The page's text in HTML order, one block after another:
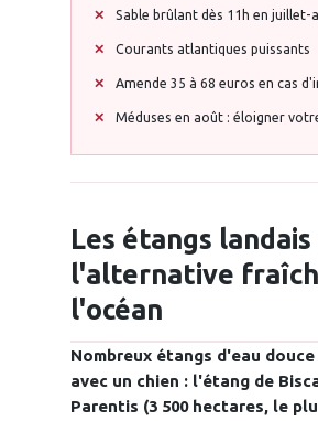
Sable brûlant dès 11h en juillet-
Courants atlantiques puissants
Amende 35 à 68 euros en cas
Méduses en août : éloigner
Les étangs landais
l'alternative
l'océan
Nombreux étangs d'eau
avec un chien : l'étang de
Parentis (3 500 hectares, le